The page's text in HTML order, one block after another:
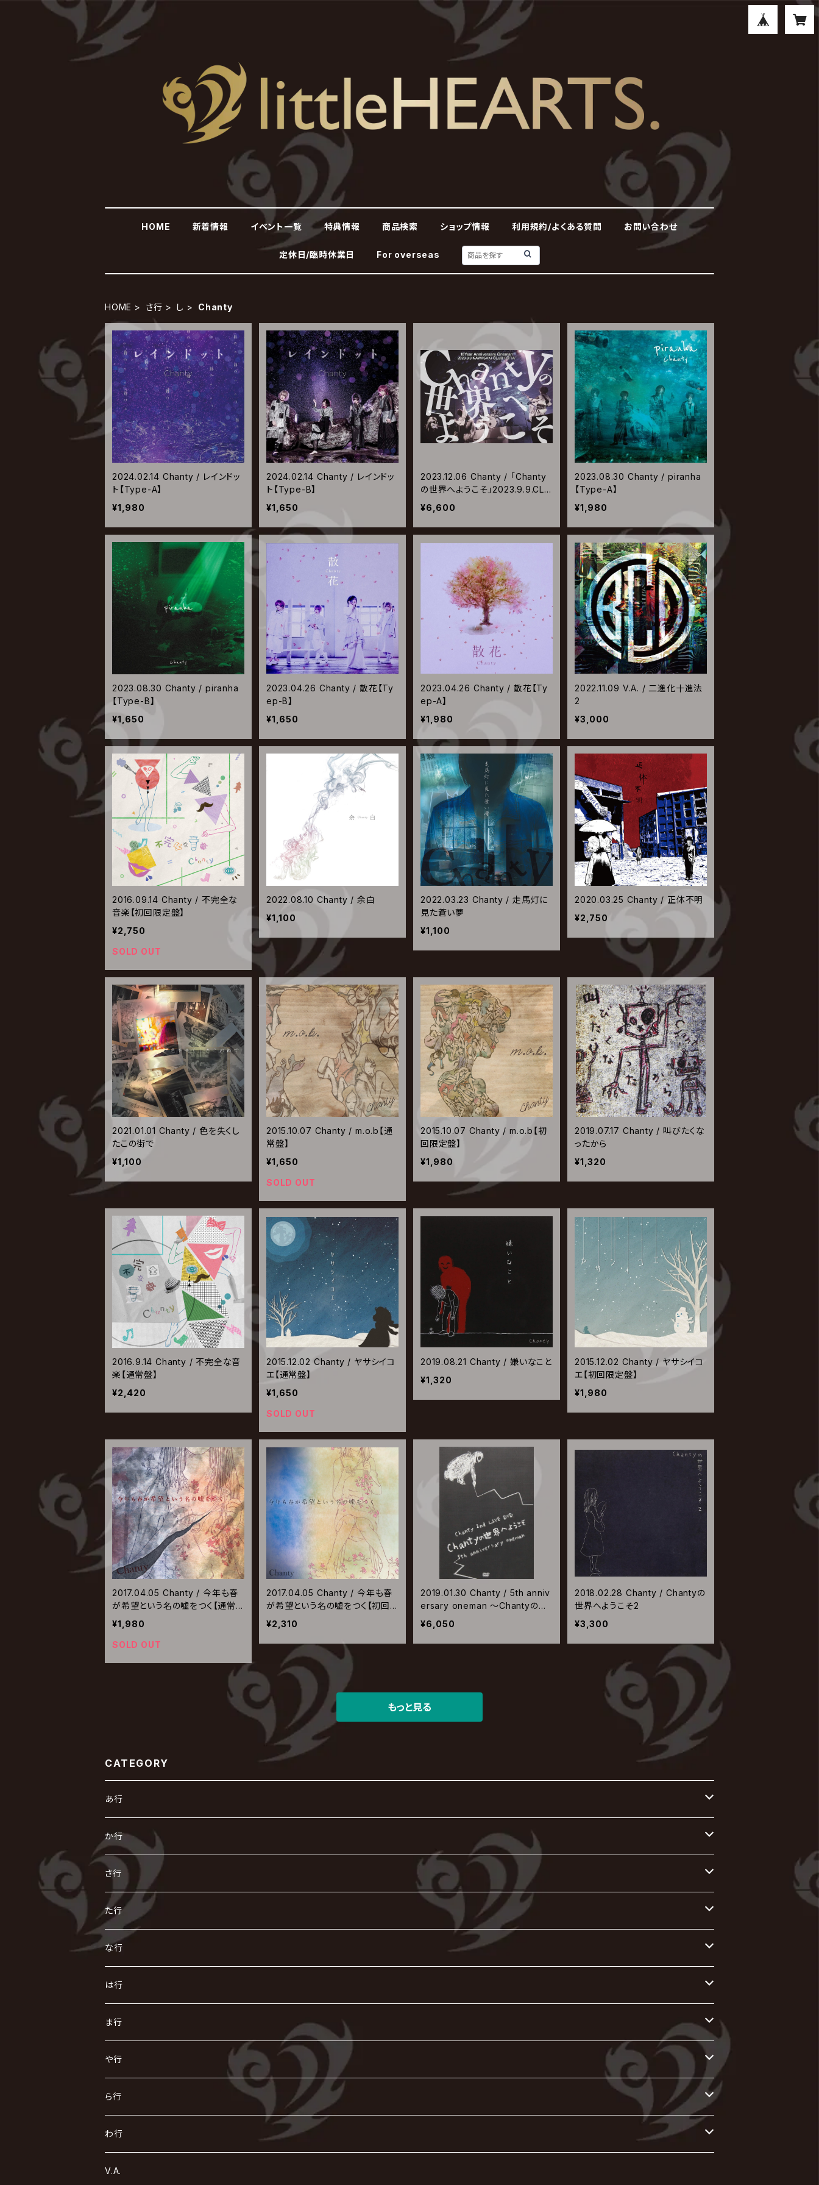
HOME 新着情報 イベント一覧 特典情報 商品検索 ショップ情報 利用規約/よくある質問 お問い合わせ
定休日/臨時休業日 For overseas
HOME さ行 し Chanty
2024.02.14 Chanty / レインドッ
ト【Type-A】
¥1,980
2024.02.14 Chanty / レインドッ
ト【Type-B】
¥1,650
2023.12.06 Chanty / 「Chanty
の世界へようこそ」2023.9.9.CLU
B CITTA’ KAWASAKI
¥6,600
2023.08.30 Chanty / piranha
【Type-A】
¥1,980
2023.08.30 Chanty / piranha
【Type-B】
¥1,650
2023.04.26 Chanty / 散花【Ty
ep-B】
¥1,650
2023.04.26 Chanty / 散花【Ty
ep-A】
¥1,980
2022.11.09 V.A. / 二進化十進法
2
¥3,000
2016.09.14 Chanty / 不完全な
音楽【初回限定盤】
¥2,750
SOLD OUT
2022.08.10 Chanty / 余白
¥1,100
2022.03.23 Chanty / 走馬灯に
見た蒼い夢
¥1,100
2020.03.25 Chanty / 正体不明
¥2,750
2021.01.01 Chanty / 色を失くし
たこの街で
¥1,100
2015.10.07 Chanty / m.o.b【通
常盤】
¥1,650
SOLD OUT
2015.10.07 Chanty / m.o.b【初
回限定盤】
¥1,980
2019.07.17 Chanty / 叫びたくな
ったから
¥1,320
2016.9.14 Chanty / 不完全な音
楽【通常盤】
¥2,420
2015.12.02 Chanty / ヤサシイコ
エ【通常盤】
¥1,650
SOLD OUT
2019.08.21 Chanty / 嫌いなこと
¥1,320
2015.12.02 Chanty / ヤサシイコ
エ【初回限定盤】
¥1,980
2017.04.05 Chanty / 今年も春
が希望という名の嘘をつく【通常
盤】
¥1,980
SOLD OUT
2017.04.05 Chanty / 今年も春
が希望という名の嘘をつく【初回
限定盤】
¥2,310
2019.01.30 Chanty / 5th anniv
ersary oneman 〜Chantyの世
界へようこそ〜
¥6,050
2018.02.28 Chanty / Chantyの
世界へようこそ2
¥3,300
もっと見る
CATEGORY
あ行
あ
R指定
AIOLIN
i.D.A
Azavana
Acid Black Cherry
い
IKUO
exist†trace
色々な十字架
168 / 葵-168-
う
VIRGE / ヴァージュ
Waive
UCHUSENTAI:NOIZ / 宇宙戦隊NOIZ
え
ACE OF SPADES
X JAPAN
LSN / The LEGENDARY SIX NINE
お
AURORIZE
OFIAM
か行
か
怪人二十面奏
Kαin
the GazettE
GOTCHAROCKA
き
KISAKI
キズ
KIRITO / キリト
く
Crack6
グラビティ
け
[ kei ] / 圭
仮病
こ
GOATBED
ゴールデンボンバー
さ行
さ
ザアザア
The THIRTEEN
XANVALA
し
Zeke Deux
Z CLEAR
す
Z CLEAR
超ジャシー
せ
ゼラ
零[Hz]
そ
SOPHIA
ZOMBIE / ぞんび
た行
た
DASEIN
DAIGO
ち
CHAQLA.
つ
て
D
DIAURA
と
東京花嫁
Tourbillon
な行
な
NIGHTMARE
NAZARE
に
NiEL
NICOLAS
ぬ
nurié
ね
NETH PRIERE CAIN
NEVERLAND
の
NoGoD
は行
は
heidi.
H.U.G
ひ
HERO
美炎-BIEN-
ふ
Far East Dizain
Fatüm
へ
BabyKingdom
ほ
ま行
ま
THE MICRO HEAD 4N'S
MAO / マオ from SID
み
未完成アリス
ミスイ
む
MUCC / ムック
め
や行
や
ヤミテラ / 外道反逆者ヤミテラ
ゆ
YUKIYA / 藤田幸也
よ
ら行
ら
rice
り
わ行
わ
V.A.